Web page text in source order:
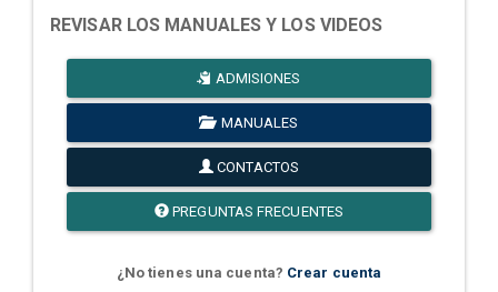
REVISAR LOS MANUALES Y LOS VIDEOS
ADMISIONES
MANUALES
CONTACTOS
PREGUNTAS FRECUENTES
¿No tienes una cuenta? Crear cuenta